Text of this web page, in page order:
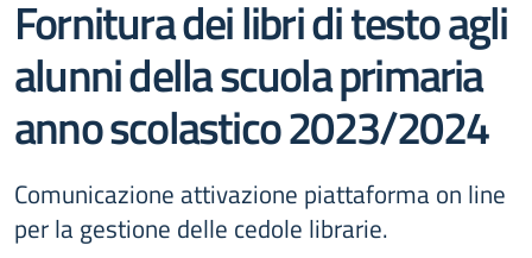
Fornitura dei libri di testo agli
alunni della scuola primaria
anno scolastico 2023/2024
Comunicazione attivazione piattaforma on line
per la gestione delle cedole librarie.